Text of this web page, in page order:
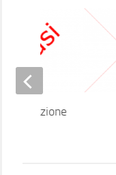
ristorazione